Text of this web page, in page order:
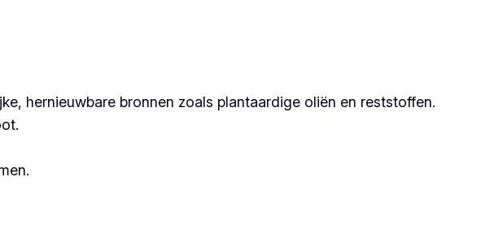
hernieuwbare bronnen zoals plantaardige oliën en reststoffen.